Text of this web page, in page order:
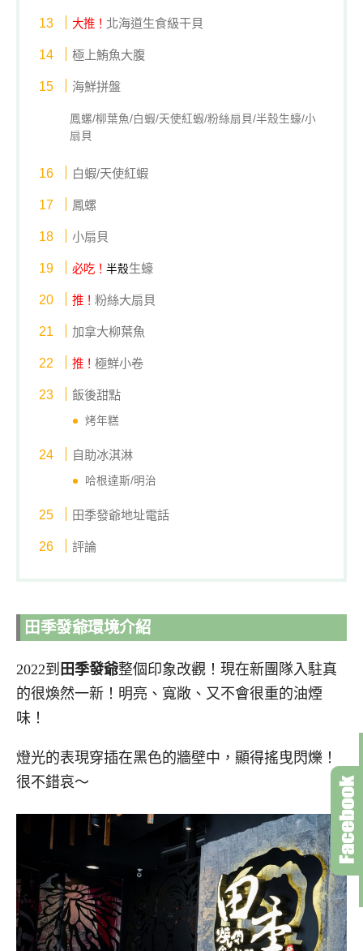
大推！ 北海道生食級干貝
極上鮪魚大腹
海鮮拼盤
鳳螺/柳葉魚/白蝦/天使紅蝦/粉絲扇貝/半殼生蠔/小
扇貝
白蝦/天使紅蝦
鳳螺
小扇貝
必吃！半殼生蠔
推！粉絲大扇貝
加拿大柳葉魚
推！極鮮小卷
飯後甜點
烤年糕
自助冰淇淋
哈根達斯/明治
田季發爺地址電話
評論
田季發爺環境介紹
2022到 田季發爺整個印象改觀！現在新團隊入駐真
的很煥然一新！明亮、寬敞、又不會很重的油煙
味！
燈光的表現穿插在黑色的牆壁中，顯得搖曳閃爍！
很不錯哀～